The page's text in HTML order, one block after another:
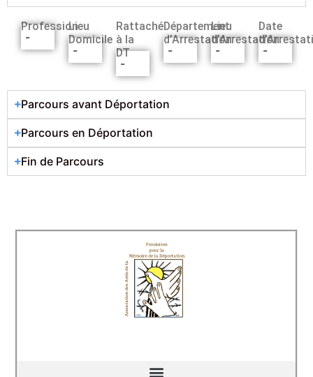
Profession
-
Lieu
Domicile
-
Rattaché
à la
DT
-
Département
d’Arrestation
-
Lieu
d’Arrestation
-
Date
-
Parcours avant Déportation
Parcours en Déportation
Fin de Parcours